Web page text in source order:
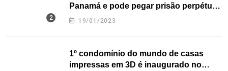
Panamá e pode pegar prisão perpétua
nos EUA
19/01/2023
1º condomínio do mundo de casas
impressas em 3D é inaugurado no